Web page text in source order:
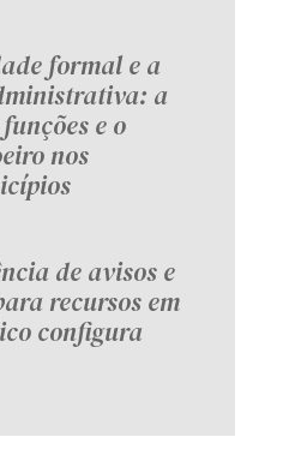
formal e a
a
e o
nos
de avisos e
recursos em
configura